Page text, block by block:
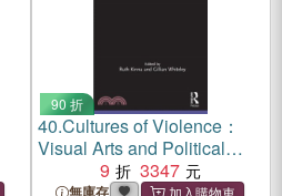
90 折
40.Cultures of Violence：
Visual Arts and Political
Violence
9 3347
無庫存